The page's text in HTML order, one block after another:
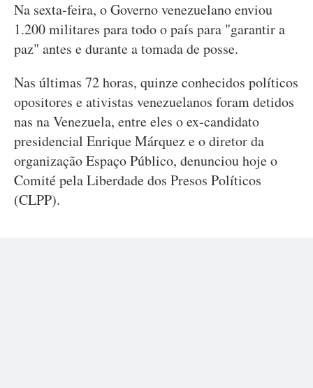
Na sexta-feira, o Governo venezuelano enviou
1.200 militares para todo o país para "garantir a
paz" antes e durante a tomada de posse.
Nas últimas 72 horas, quinze conhecidos políticos
opositores e ativistas venezuelanos foram detidos
nas na Venezuela, entre eles o ex-candidato
presidencial Enrique Márquez e o diretor da
organização Espaço Público, denunciou hoje o
Comité pela Liberdade dos Presos Políticos
(CLPP).